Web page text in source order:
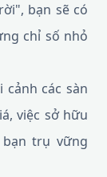
bạn sẽ có
chỉ số nhỏ
cảnh các sàn
việc sở hữu
trụ vững